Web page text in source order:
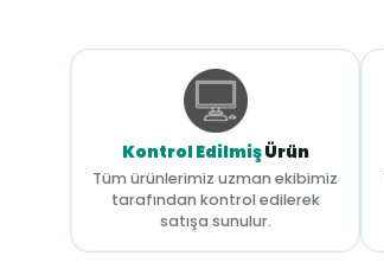
Kontrol EdilmişÜrün
Tüm ürünlerimiz uzman ekibimiz
tarafından kontrol edilerek
satışa sunulur.